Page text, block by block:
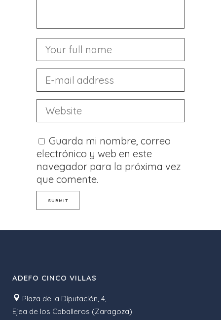
Guarda mi nombre, correo
electrónico y web en este
navegador para la próxima vez
que comente.
ADEFO CINCO VILLAS
Plaza de la Diputación, 4,
Ejea de los Caballeros (Zaragoza)